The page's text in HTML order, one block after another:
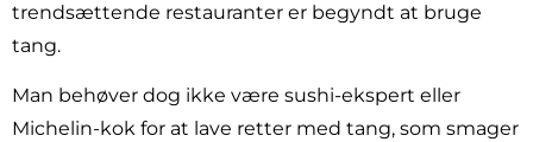
trendsættende restauranter er begyndt at bruge
tang.
Man behøver dog ikke være sushi-ekspert eller
Michelin-kok for at lave retter med tang, som smager